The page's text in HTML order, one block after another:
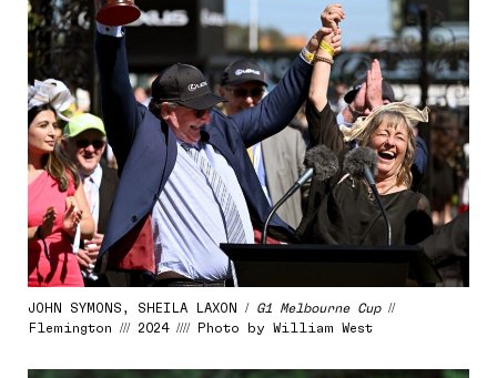
JOHN SYMONS, SHEILA LAXON / G1 Melbourne Cup //
Flemington /// 2024 //// Photo by William West